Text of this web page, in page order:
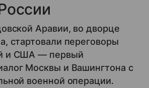
Аравии, во дворце
стартовали переговоры
и США — первый
Москвы и Вашингтона с
военной операции.